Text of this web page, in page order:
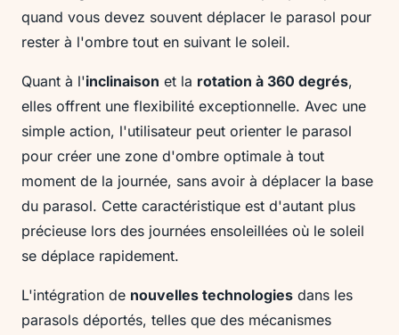
quand vous devez souvent déplacer le parasol pour
rester à l'ombre tout en suivant le soleil.
Quant à l'inclinaison et la rotation à 360 degrés,
elles offrent une flexibilité exceptionnelle. Avec une
simple action, l'utilisateur peut orienter le parasol
pour créer une zone d'ombre optimale à tout
moment de la journée, sans avoir à déplacer la base
du parasol. Cette caractéristique est d'autant plus
précieuse lors des journées ensoleillées où le soleil
se déplace rapidement.
L'intégration de nouvelles technologies dans les
parasols déportés, telles que des mécanismes